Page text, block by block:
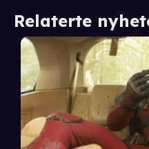
Relaterte